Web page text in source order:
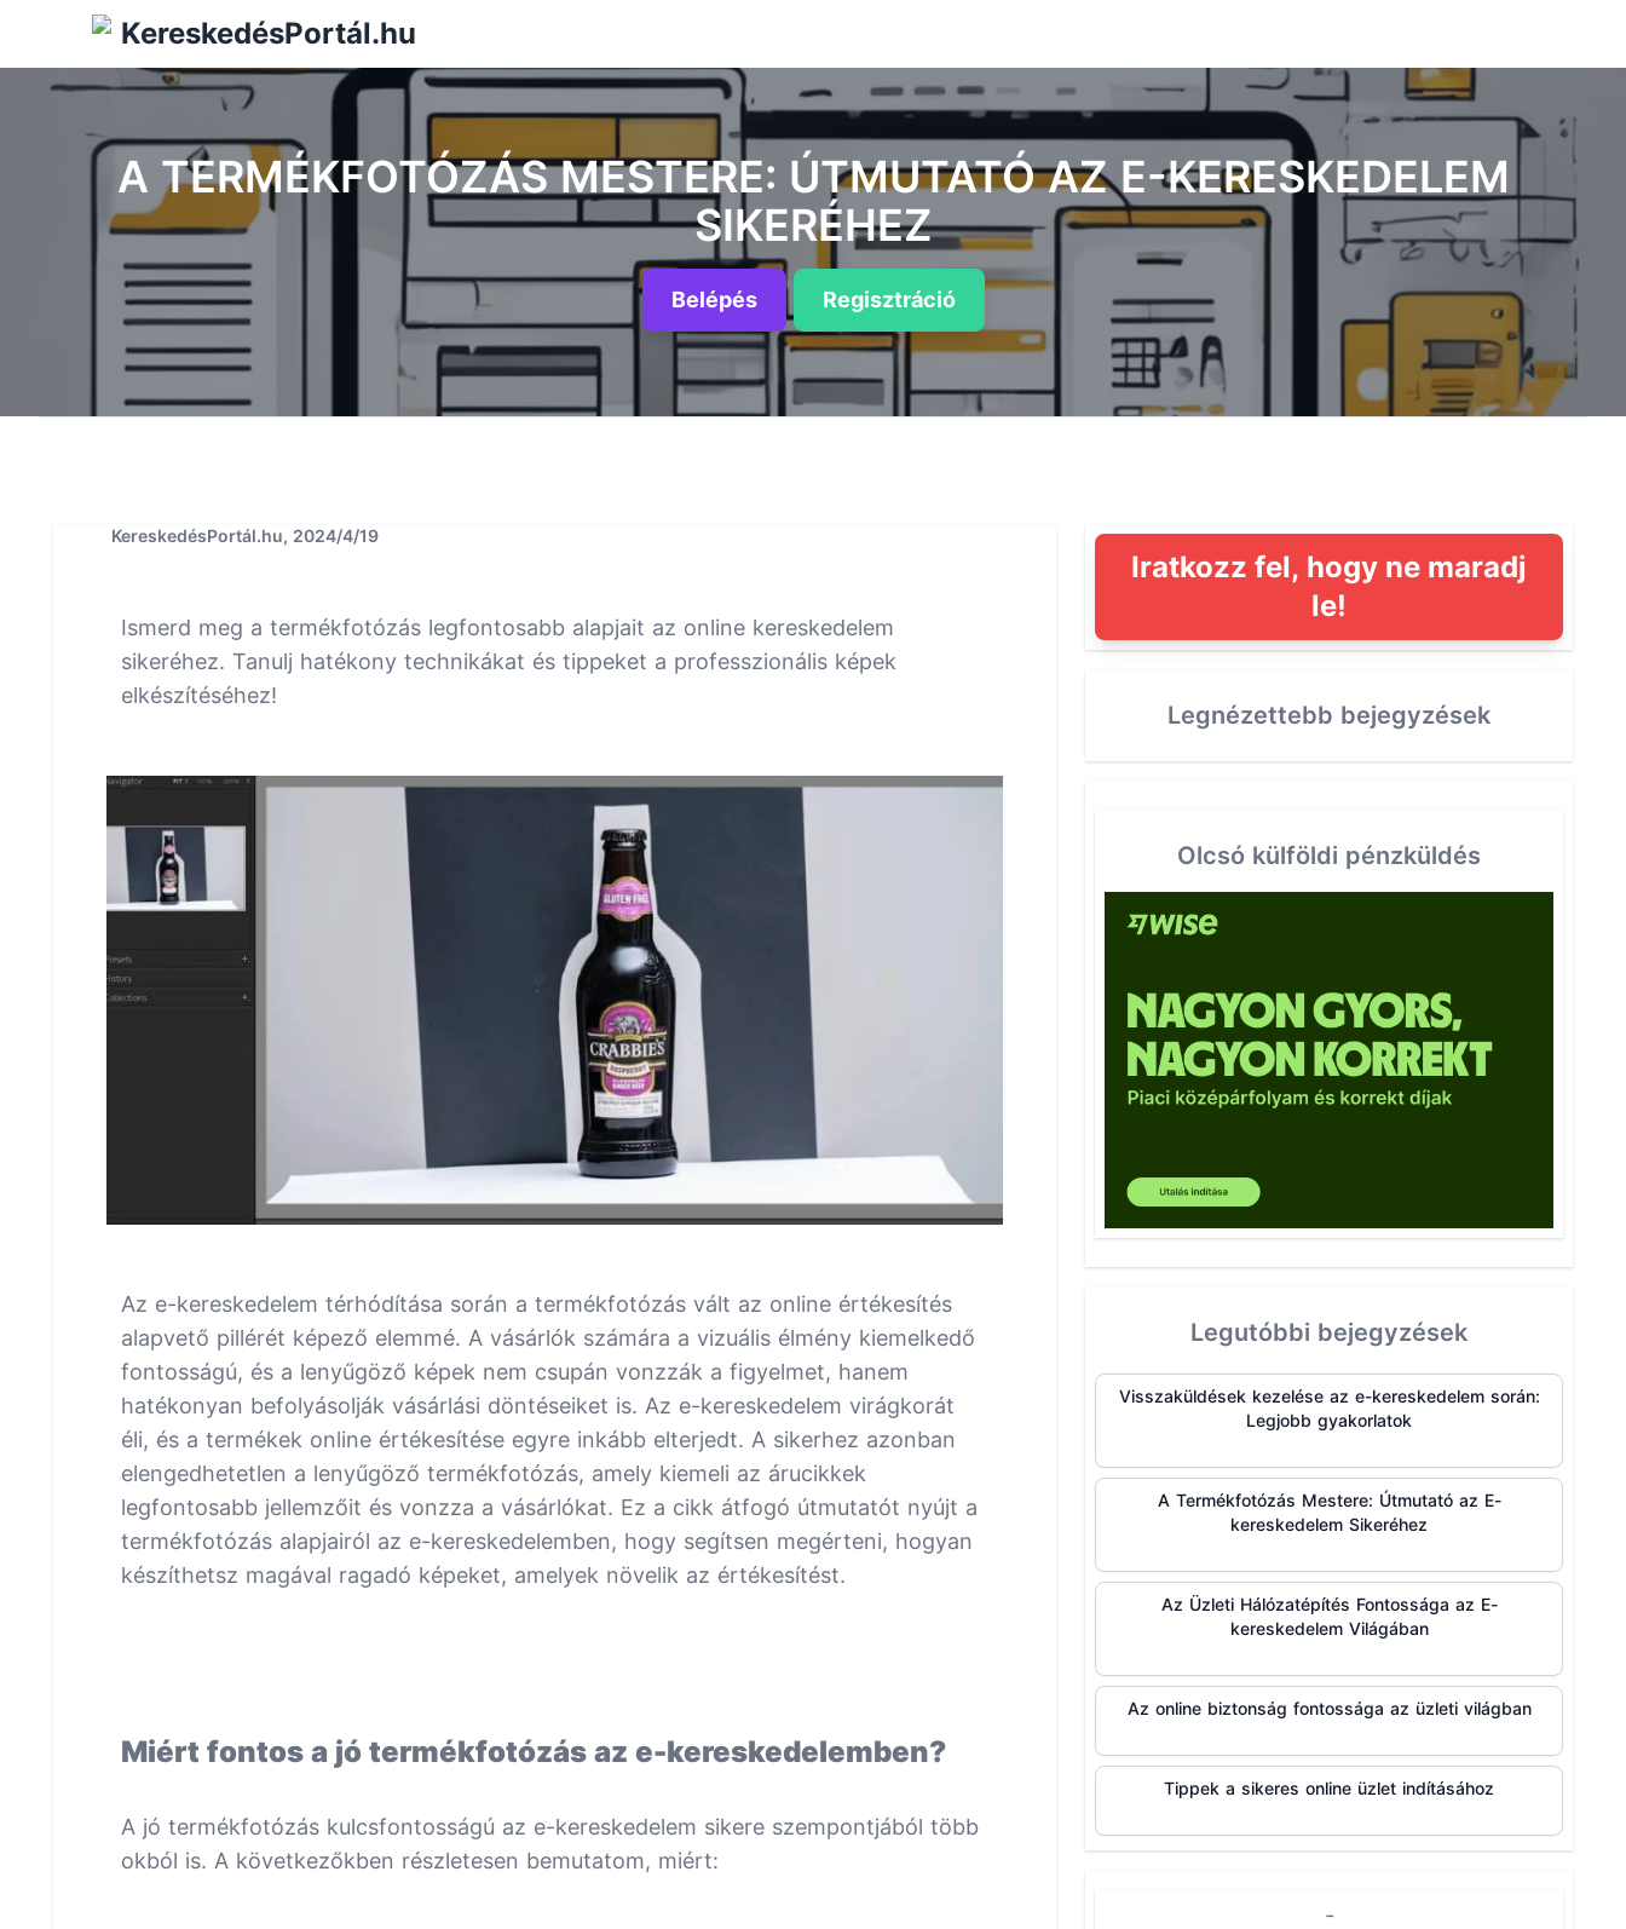
KereskedésPortál.hu
A TERMÉKFOTÓZÁS MESTERE: ÚTMUTATÓ AZ E-KERESKEDELEM
SIKERÉHEZ
Belépés Regisztráció
KereskedésPortál.hu, 2024/4/19
Ismerd meg a termékfotózás legfontosabb alapjait az online kereskedelem
sikeréhez. Tanulj hatékony technikákat és tippeket a professzionális képek
elkészítéséhez!
Az e-kereskedelem térhódítása során a termékfotózás vált az online értékesítés
alapvető pillérét képező elemmé. A vásárlók számára a vizuális élmény kiemelkedő
fontosságú, és a lenyűgöző képek nem csupán vonzzák a figyelmet, hanem
hatékonyan befolyásolják vásárlási döntéseiket is. Az e-kereskedelem virágkorát
éli, és a termékek online értékesítése egyre inkább elterjedt. A sikerhez azonban
elengedhetetlen a lenyűgöző termékfotózás, amely kiemeli az árucikkek
legfontosabb jellemzőit és vonzza a vásárlókat. Ez a cikk átfogó útmutatót nyújt a
termékfotózás alapjairól az e-kereskedelemben, hogy segítsen megérteni, hogyan
készíthetsz magával ragadó képeket, amelyek növelik az értékesítést.
Miért fontos a jó termékfotózás az e-kereskedelemben?
A jó termékfotózás kulcsfontosságú az e-kereskedelem sikere szempontjából több
okból is. A következőkben részletesen bemutatom, miért:
Iratkozz fel, hogy ne maradj
le!
Legnézettebb bejegyzések
Olcsó külföldi pénzküldés
Legutóbbi bejegyzések
Visszaküldések kezelése az e-kereskedelem során:
Legjobb gyakorlatok
A Termékfotózás Mestere: Útmutató az E-
kereskedelem Sikeréhez
Az Üzleti Hálózatépítés Fontossága az E-
kereskedelem Világában
Az online biztonság fontossága az üzleti világban
Tippek a sikeres online üzlet indításához
-